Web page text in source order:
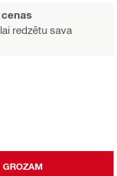
lai redzētu sava